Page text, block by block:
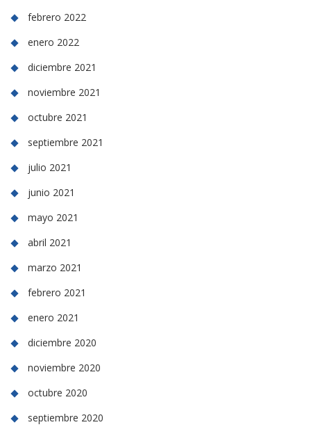
febrero 2022
enero 2022
diciembre 2021
noviembre 2021
octubre 2021
septiembre 2021
julio 2021
junio 2021
mayo 2021
abril 2021
marzo 2021
febrero 2021
enero 2021
diciembre 2020
noviembre 2020
octubre 2020
septiembre 2020